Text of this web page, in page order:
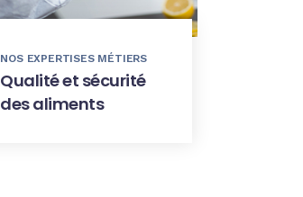
NOS EXPERTISES MÉTIERS
Qualité et sécurité
des aliments